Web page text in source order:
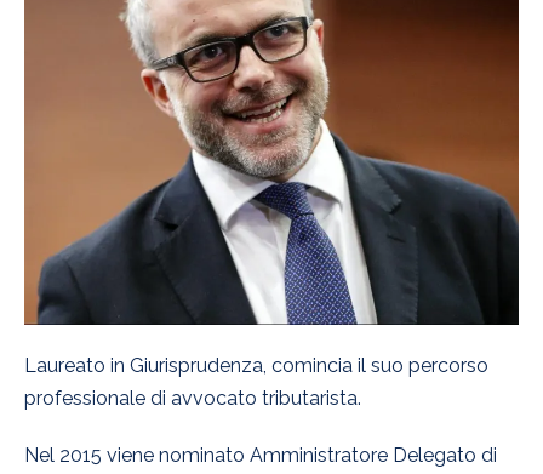
Laureato in Giurisprudenza, comincia il suo percorso
professionale di avvocato tributarista.
Nel 2015 viene nominato Amministratore Delegato di